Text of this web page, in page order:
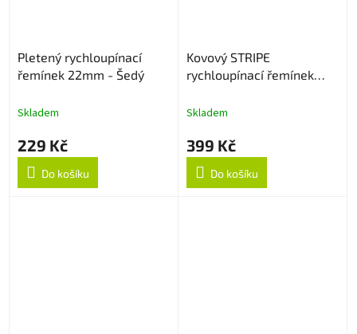
Pletený rychloupínací
řemínek 22mm - Šedý
Skladem
229 Kč
Do košíku
Kovový STRIPE
rychloupínací řemínek
Skladem
399 Kč
Do košíku